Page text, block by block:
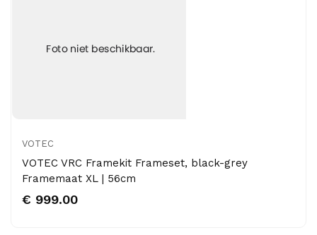
VOTEC
VOTEC VRC Framekit Frameset, black-grey
Framemaat XL | 56cm
€ 999.00